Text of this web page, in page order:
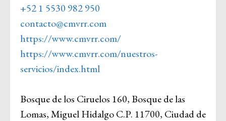
+52 1 5530 982 950
contacto@cmvrr.com
https://www.cmvrr.com/
https://www.cmvrr.com/nuestros-
servicios/index.html
Bosque de los Ciruelos 160, Bosque de las
Lomas, Miguel Hidalgo C.P. 11700, Ciudad de